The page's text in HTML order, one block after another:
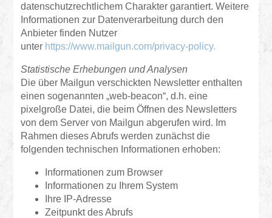
datenschutzrechtlichem Charakter garantiert. Weitere
Informationen zur Datenverarbeitung durch den
Anbieter finden Nutzer
unter https://www.mailgun.com/privacy-policy.
Statistische Erhebungen und Analysen
Die über Mailgun verschickten Newsletter enthalten
einen sogenannten „web-beacon“, d.h. eine
pixelgroße Datei, die beim Öffnen des Newsletters
von dem Server von Mailgun abgerufen wird. Im
Rahmen dieses Abrufs werden zunächst die
folgenden technischen Informationen erhoben:
Informationen zum Browser
Informationen zu Ihrem System
Ihre IP-Adresse
Zeitpunkt des Abrufs